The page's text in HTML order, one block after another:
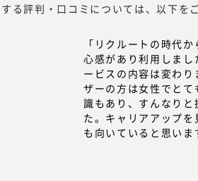
る評判・口コミについては、以下を
「リクルートの時代
心感があり利用しま
ービスの内容は変わ
ザーの方は女性でと
識もあり、すんなり
た。キャリアアップ
も向いていると思いま